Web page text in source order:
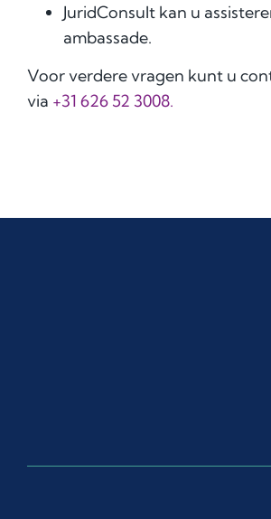
JuridConsult kan u
ambassade.
Voor verdere vragen kunt u
via +31 626 52 3008.